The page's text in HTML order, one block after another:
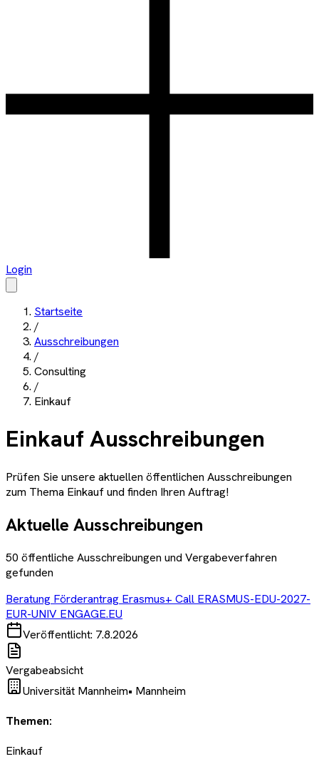
Login
Startseite
/
Ausschreibungen
/
Consulting
/
Einkauf
EinkaufAusschreibungen
Prüfen Sie unsere aktuellen öffentlichen Ausschreibungen
zum Thema Einkaufund finden Ihren Auftrag!
Aktuelle Ausschreibungen
50 öffentliche Ausschreibungen und Vergabeverfahren
gefunden
Beratung Förderantrag Erasmus+ Call ERASMUS-EDU-2027-
EUR-UNIV ENGAGE.EU
Veröffentlicht: 7.8.2026
Vergabeabsicht
Universität Mannheim• Mannheim
Themen:
Einkauf